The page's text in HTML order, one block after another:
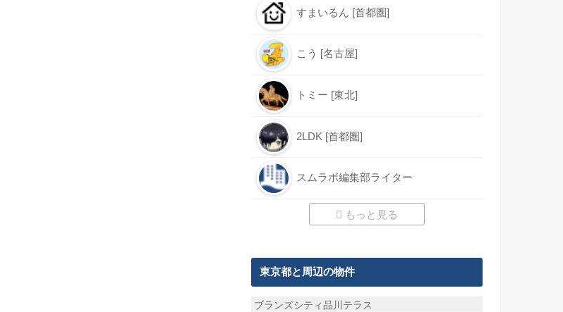
すまいるん [首都圏]
こう [名古屋]
トミー [東北]
2LDK [首都圏]
スムラボ編集部ライター
もっと見る
東京都と周辺の物件
ブランズシティ品川テラス